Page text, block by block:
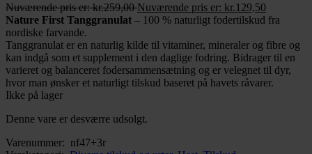
Nuværende pris er: kr.259,00 Nuværende pris er: kr.129,50
Nature First Tanggranulat – 100 % naturligt fodertilskud fra
nordiske farvande.
Tanggranulat er en naturlig kilde til vitaminer, mineraler og fibre og
kan indgå som et supplement i den daglige fodring. Bidrager til en
varieret og balanceret fodersammensætning og er velegnet til dyr,
hvor man ønsker et naturligt tilskud baseret på havets råvarer.
Ikke på lager
Denne vare er desværre udsolgt.
Varenummer: nf47+3r